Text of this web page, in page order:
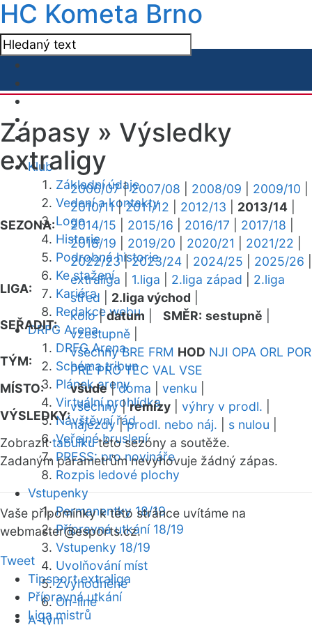
HC Kometa Brno
Klub
Základní údaje
Vedení a kontakty
Logo
Historie
Podrobná historie
Ke stažení
Kariéra
Redakce webu
DRFG Arena
DRFG Arena
Schéma tribun
Plánek areny
Virtuální prohlídka
Návštěvní řád
Veřejné bruslení
PRESS: pro novináře
Rozpis ledové plochy
Vstupenky
Permanentky 18/19
Přípravná utkání 18/19
Vstupenky 18/19
Uvolňování míst
Zvýhodněné
On-line
A-tým
Zápasy » Výsledky
extraligy
SEZONA:
2006/07|2007/08 2008/09 2009/10
2010/11|2011/12 2012/13 2013/14
2014/15
2015/16 2016/17 2017/18
2018/19
2019/20 2020/21 2021/22
2022/23|2023/24 2024/25 2025/26
LIGA:
extraliga 1.liga 2.liga západ
2.liga
střed
2.liga východ
SEŘADIT:
kolo|datum SMĚR: sestupně
vzestupně
TÝM:
všechny BRE FRM HOD NJI OPA ORL POR
PRE PRO TEC VAL VSE
MÍSTO:
všude|doma venku
VÝSLEDKY:
všechny|remízy výhry v prodl.
nájezdy|prodl. nebo náj. s nulou
Zobrazittabulkutéto sezóny a soutěže.
Zadaným parametrům nevyhovuje žádný zápas.
Vaše připomínky k této stránce uvítáme na
webmaster@esports.cz.
Tweet
Tipsport extraliga
Přípravná utkání
Liga mistrů